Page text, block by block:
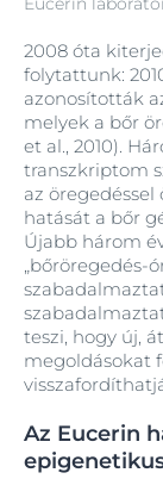
2008 óta
folytattunk:
azonosították
melyek a bőr
et al., 2010).
transzkriptom
az
hatását a bőr
Újabb három
„bőröregedés-
teszi, hogy új,
megoldásokat
Az Eucerin